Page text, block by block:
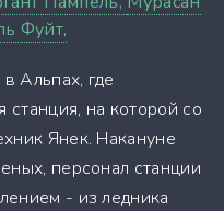
Фуйт,
Альпах, где
станция, на которой со
Янек. Накануне
персонал станции
- из ледника